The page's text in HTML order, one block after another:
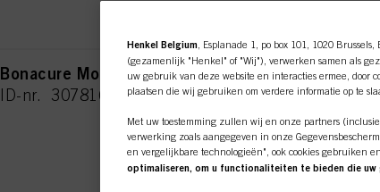
Bonacure Moisture Kick Spray Conditioner 50ml
ID-nr. 3078169
Bonacure Moisture Kick Spray Conditioner 200ml
Henkel Belgium , Esplanade 1, po box 101, 1020
(gezamenlijk "Henkel" of "Wij"), verwerken samen als
uw gebruik van deze website en interacties ermee, door
plaatsen die wij gebruiken om verdere informatie op te
Met uw toestemming zullen wij en onze partners
verwerking zoals aangegeven in onze
en vergelijkbare technologieën", ook cookies gebruiken
optimaliseren, om u functionaliteiten te bieden die